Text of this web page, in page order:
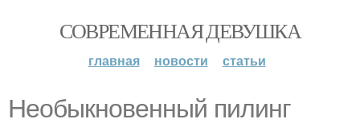
СОВРЕМЕННАЯ ДЕВУШКА
главная новости статьи
Необыкновенный пилинг